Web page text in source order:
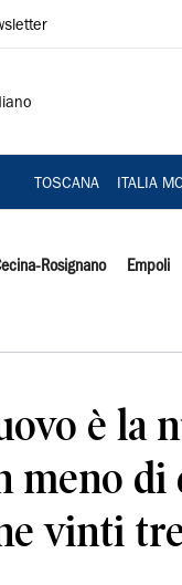
TOSCANA ITALIA
Rosignano Empoli
è la
meno di
vinti